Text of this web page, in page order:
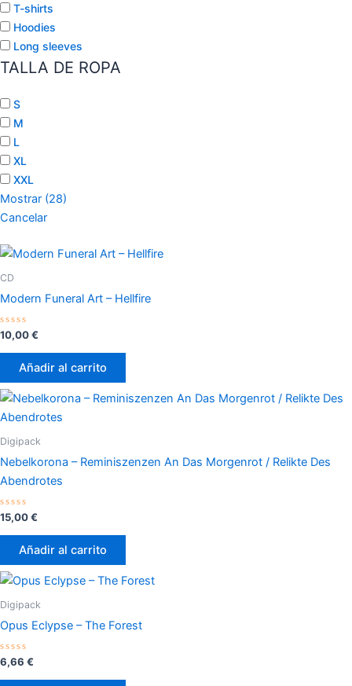
T-shirts
Hoodies
Long sleeves
TALLA DE ROPA
S
M
L
XL
XXL
Mostrar (28)
Cancelar
CD
Modern Funeral Art – Hellfire
Valorado
con
0
10,00€
Añadir al carrito
Digipack
Nebelkorona – Reminiszenzen An Das Morgenrot / Relikte Des
Abendrotes
Valorado
con
0
15,00€
Añadir al carrito
Digipack
Opus Eclypse – The Forest
Valorado
con
0
6,66 €